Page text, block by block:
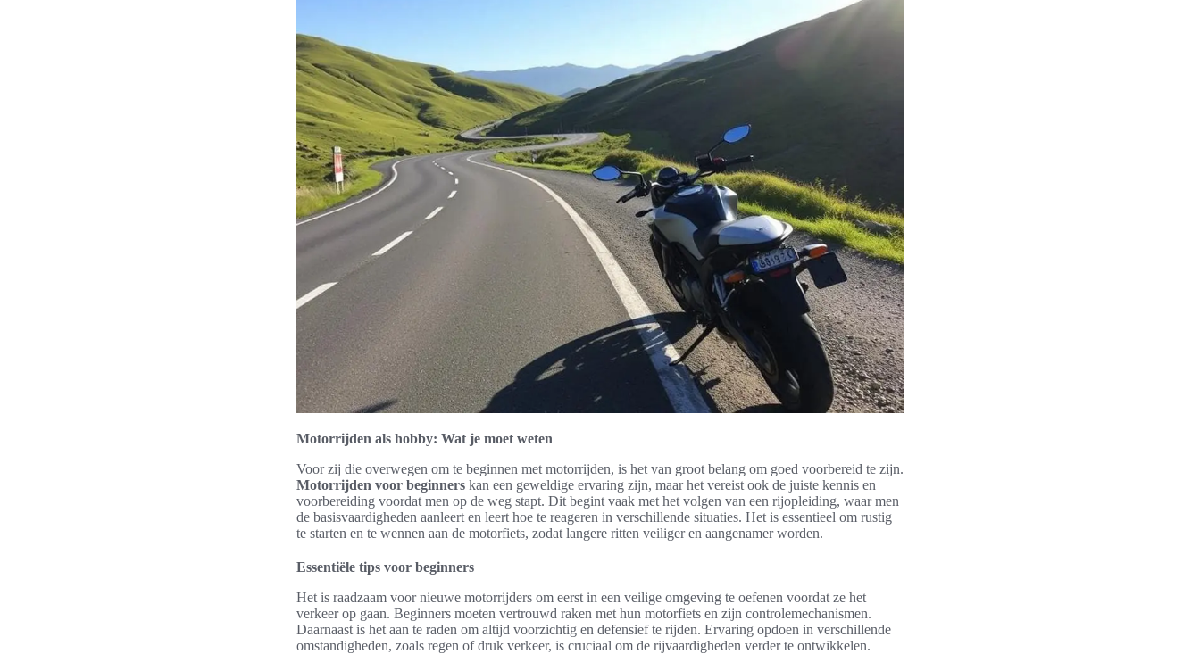
Motorrijden als hobby: Wat je moet weten
Voor zij die overwegen om te beginnen met motorrijden, is het van groot belang om goed voorbereid te zijn.
Motorrijden voor beginners kan een geweldige ervaring zijn, maar het vereist ook de juiste kennis en
voorbereiding voordat men op de weg stapt. Dit begint vaak met het volgen van een rijopleiding, waar men
de basisvaardigheden aanleert en leert hoe te reageren in verschillende situaties. Het is essentieel om rustig
te starten en te wennen aan de motorfiets, zodat langere ritten veiliger en aangenamer worden.
Essentiële tips voor beginners
Het is raadzaam voor nieuwe motorrijders om eerst in een veilige omgeving te oefenen voordat ze het
verkeer op gaan. Beginners moeten vertrouwd raken met hun motorfiets en zijn controlemechanismen.
Daarnaast is het aan te raden om altijd voorzichtig en defensief te rijden. Ervaring opdoen in verschillende
omstandigheden, zoals regen of druk verkeer, is cruciaal om de rijvaardigheden verder te ontwikkelen.